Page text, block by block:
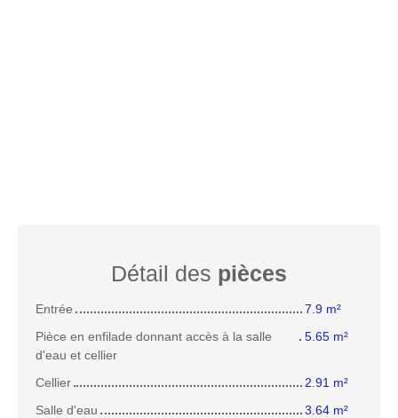
Détail des pièces
Entrée
7.9 m²
Pièce en enfilade donnant accès à la salle
d'eau et cellier
5.65 m²
Cellier
2.91 m²
Salle d'eau
3.64 m²